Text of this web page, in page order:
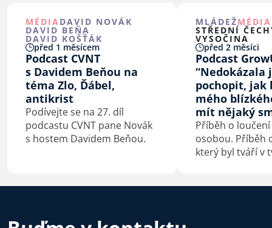
MÉDIA DAVID NOVÁK
DAVID BEŇA
DAVID KOŠŤÁK
před 1 měsícem
Podcast CVNT
s Davidem Beňou na
téma Zlo, Ďábel,
antikrist
Podívejte se na 27. díl
podcastu CVNT pane Novák
s hostem Davidem Beňou.
MLÁDEŽMÉDIA
STŘEDNÍ
VYSOČINA
před 2 měsíci
Podcast
“Nedokázala
pochopit, jak
mého
mít nějaký
Příběh o
osobou. Příběh
který byl tváří v